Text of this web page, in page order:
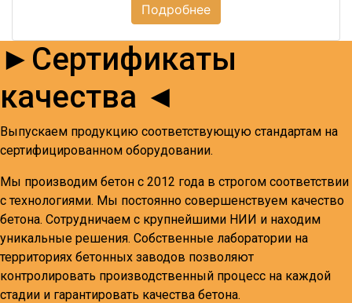
Подробнее
►Сертификаты
качества ◄
Выпускаем продукцию соответствующую стандартам на
сертифицированном оборудовании.
Мы производим бетон с 2012 года в строгом соответствии
с технологиями. Мы постоянно совершенствуем качество
бетона. Сотрудничаем с крупнейшими НИИ и находим
уникальные решения. Собственные лаборатории на
территориях бетонных заводов позволяют
контролировать производственный процесс на каждой
стадии и гарантировать качества бетона.